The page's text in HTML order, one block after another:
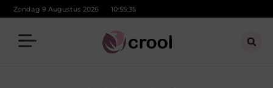
Zondag 9 Augustus 2026 10:55:36